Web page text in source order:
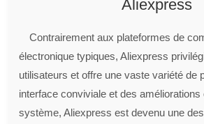
Aliexpress
Contrairement aux plateformes de
électronique typiques, Aliexpress
utilisateurs et offre une vaste variété de
interface conviviale et des améliorations
système, Aliexpress est devenu une